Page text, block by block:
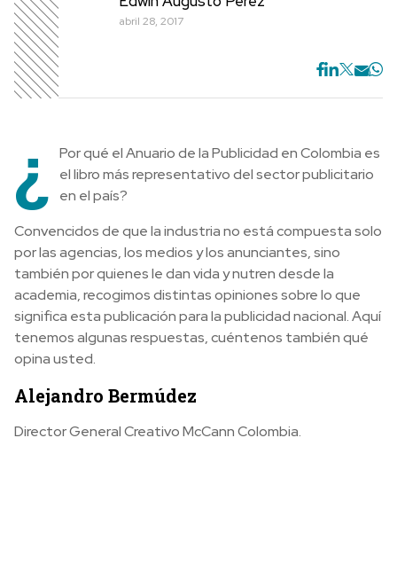
abril 28, 2017
¿
Por qué el Anuario de la Publicidad en Colombia es
el libro más representativo del sector publicitario
en el país?
Convencidos de que la industria no está compuesta solo
por las agencias, los medios y los anunciantes, sino
también por quienes le dan vida y nutren desde la
academia, recogimos distintas opiniones sobre lo que
significa esta publicación para la publicidad nacional. Aquí
tenemos algunas respuestas, cuéntenos también qué
opina usted.
Alejandro Bermúdez
Director General Creativo McCann Colombia.